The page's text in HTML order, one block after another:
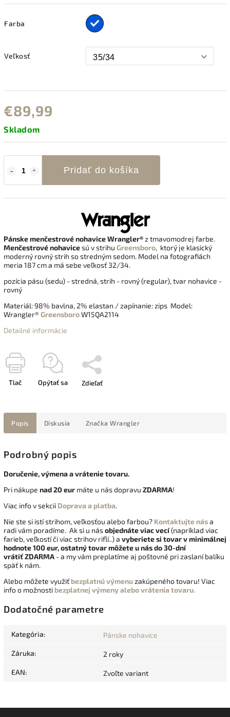
Farba
Veľkosť
€89,99
Skladom
Pridať do košíka
Pánske menčestrové nohavice Wrangler®z tmavomodrej farbe.
Menčestrové nohavicesú v strihu Greensboro, ktorý je klasický
moderný rovný strih so stredným sedom. Model na fotografiách
meria 187 cm a má sebe veľkosť 32/34.
pozícia pásu (sedu) - stredná, strih - rovný (regular), tvar nohavice -
rovný
Materiál:98% bavlna, 2% elastan / zapínanie: zips Model:
Wrangler® GreensboroW15QA2114
Detailné informácie
Tlač Opýtať sa Zdieľať
Popis Diskusia Značka Wrangler
Podrobný popis
Doručenie, výmena a vrátenie tovaru.
Pri nákupe nad 20 eur máte u nás dopravu ZDARMA!
Viac info v sekcii Doprava a platba.
Nie ste si istí strihom, veľkosťou alebo farbou? Kontaktujte nása
radi vám poradíme. Ak si u násobjednáte viac vecí(napríklad viac
farieb, veľkostí či viac strihov riflí..) a vyberiete si tovar v minimálnej
hodnote 100 eur, ostatný tovar môžete u nás do 30-dní
vrátiťZDARMA - a my vám preplatíme aj poštovné pri zaslaní balíku
späť k nám.
Alebo môžete využiť bezplatnú výmenuzakúpeného tovaru! Viac
info o možnosti bezplatnej výmeny alebo vrátenia tovaru.
Dodatočné parametre
Kategória: Pánske nohavice
Záruka: 2 roky
EAN: Zvoľte variant